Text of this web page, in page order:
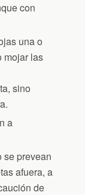
con
una o
mojar las
sino
a
se prevean
afuera, a
de